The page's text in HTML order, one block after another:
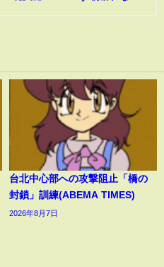
台北中心部への攻撃阻止「橋の
封鎖」訓練(ABEMA TIMES)
2026年8月7日